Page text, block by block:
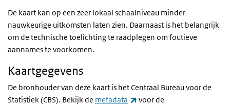
De kaart kan op een zeer lokaal schaalniveau minder
nauwkeurige uitkomsten laten zien. Daarnaast is het belangrijk
om de technische toelichting te raadplegen om foutieve
aannames te voorkomen.
Kaartgegevens
De bronhouder van deze kaart is het Centraal Bureau voor de
Statistiek (CBS). Bekijk de metadata (externe link)
voor de